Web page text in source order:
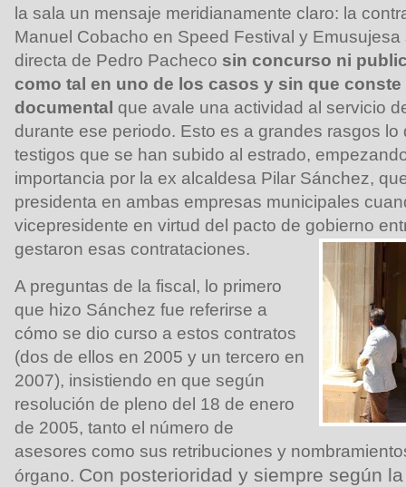
la sala un mensaje meridianamente claro: la
Manuel Cobacho en Speed Festival y
directa de Pedro Pacheco sin concurso ni
como tal en uno de los casos y sin que
documental que avale una actividad al servicio
durante ese periodo. Esto es a grandes rasgos lo
testigos que se han subido al estrado,
importancia por la ex alcaldesa Pilar Sánchez,
presidenta en ambas empresas municipales
vicepresidente en virtud del pacto de gobierno
gestaron esas contrataciones.
A preguntas de la fiscal, lo primero
que hizo Sánchez fue referirse a
cómo se dio curso a estos contratos
(dos de ellos en 2005 y un tercero en
2007), insistiendo en que según
resolución de pleno del 18 de enero
de 2005, tanto el número de
asesores como sus retribuciones y
órgano. Con posterioridad y siempre según